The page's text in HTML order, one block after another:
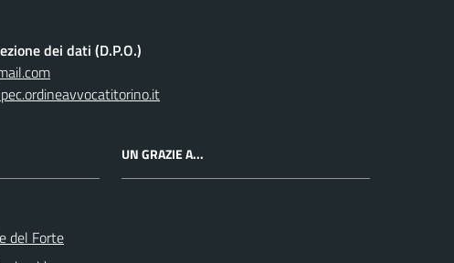
dei dati (D.P.O.)
del Forte
UN GRAZIE A...